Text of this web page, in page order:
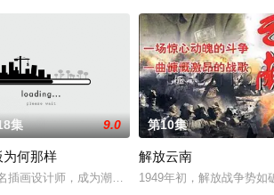
年病逝，而父亲苏文培专注于研制抗癌药物CBM
集 9.0
何那样
插画设计师，成为潮玩设计师一直是她的梦想。在
第10集
解放云南
1949年初，解放战争势